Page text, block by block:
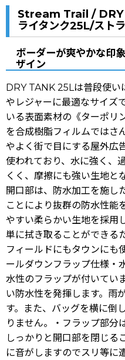
Stream Trail / DRY
ライタンク25L/ストラ
ボーダーが爽やかな印
ザイン
DRY TANK 25Lは普段使
やレジャーに最適なサイズ
いる表面素材の《ターポリ
を合成樹脂フィルムではさ
やよく街で目にする屋外広
使われており、水に強く、
くく、摩擦にも強い生地と
開口部は、防水加工を施し
ことにより抜群の防水性能
やすい柔らかい生地を採用
単に拭き取ることができる
フィールドにもタウンにも
ールダウンフラップ仕様・
水性のフラップが付いてい
い防水性を発揮します。雨
す。また、バッグを横に倒
りません。・フラップ部分
しっかりと開口部を閉じる
に音がしますのでスリ等に